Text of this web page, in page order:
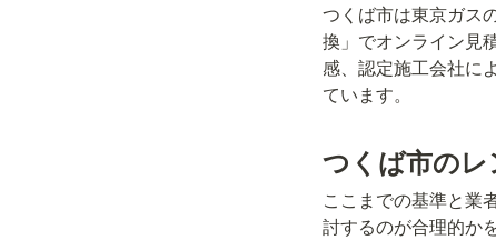
つくば市は東京ガス
換」でオンライン見
感、認定施工会社に
ています。
つくば市の
ここまでの基準と業
討するのが合理的か